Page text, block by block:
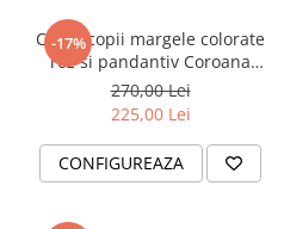
-17%
Colier copii margele colorate
roz si pandantiv Coroana
Printesa din Argint 925
270,00 Lei
225,00 Lei
CONFIGUREAZA